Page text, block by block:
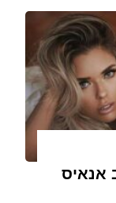
אנאיס